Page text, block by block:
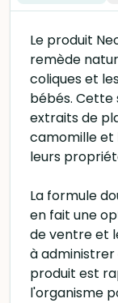
Le produit
remède
coliques et
bébés. Cette
extraits de
camomille et
leurs
La formule
en fait une
de ventre et
à administrer
produit est
l'organisme